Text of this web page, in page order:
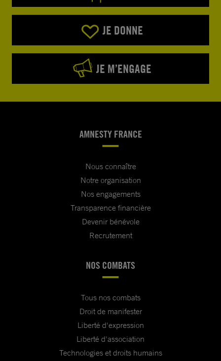
JE DONNE
JE M’ENGAGE
AMNESTY FRANCE
Nous connaître
Notre organisation
Nos engagements
Transparence financière
Devenir bénévole
Recrutement
NOS COMBATS
Tous nos combats
Droit de manifester
Liberté d'expression
Liberté d'association
Technologies et droits humains